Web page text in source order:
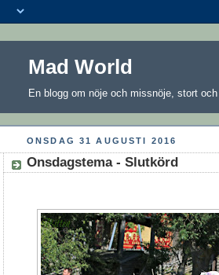
Mad World
En blogg om nöje och missnöje, stort
ONSDAG 31 AUGUSTI 2016
Onsdagstema - Slutkörd